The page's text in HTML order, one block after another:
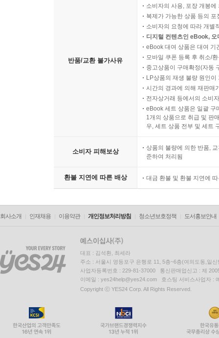
반품/교환 불가사유
소비자의 사용, 포장 개봉
복제가 가능한 상품 등의
소비자의 요청에 따라 개별
디지털 컨텐츠인 eBook,
eBook 대여 상품은 대여 기
모바일 쿠폰 등록 후 취소/
중고상품이 구매확정(자동
LP상품의 재생 불량 원인
시간의 경과에 의해 재판매
전자상거래 등에서의 소비
eBook 세트 상품은 일괄 구
1개의 상품으로 취급 및 판
우, 세트 상품 전부 및 세트
소비자 피해보상
상품의 불량에 의한 반품,
준하여 처리됨
환불 지연에 따른 배상 대금 환불 및 환불 지연에
회사소개 인재채용 이용약관 개인정보처리방침 청소년보호정책 도서홍보안내
대표 : 김석환, 최세라
주소 : 서울시 영등포구 은행로 11, 5층~6층(여의도동,일신
사업자등록번호 : 229-81-37000 통신판매업신고 : 제
이메일 : yes24help@yes24.com 호스팅 서비스사업자 :
Copyright ⓒ YES24 Corp. All Rights Reserved.